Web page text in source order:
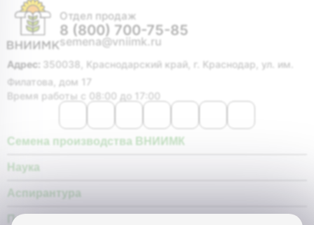
Отдел продаж
8 (800) 700-75-85
semena@vniimk.ru
Адрес: 350038, Краснодарский край, г. Краснодар, ул. им.
Филатова, дом 17
Время работы с 08:00 до 17:00
Семена производства ВНИИМК
Наука
Аспирантура
Покупателю